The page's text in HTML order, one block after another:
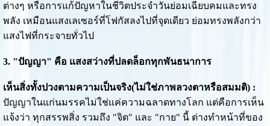
ต่างๆ หรือการแก้ปัญหาในชีวิตประจำวันย่อมเฉียบคมและทรง
พลัง เหมือนแสงเลเซอร์ที่โฟกัสลงไปที่จุดเดียว ย่อมทรงพลังกว่า
แสงไฟที่กระจายทั่วไป
3. "ปัญญา" คือ แสงสว่างที่ปลดล็อกทุกพันธนาการ
เห็นสิ่งทั้งปวงตามความเป็นจริง(ไม่ใช่ภาพลวงตาหรือสมมติ) :
ปัญญาในแก่นมรรคไม่ใช่แค่ความฉลาดทางโลก แต่คือการเห็น
แจ้งว่า ทุกสรรพสิ่ง รวมถึง "จิต" และ "กาย" นี้ ต่างทำหน้าที่ของ